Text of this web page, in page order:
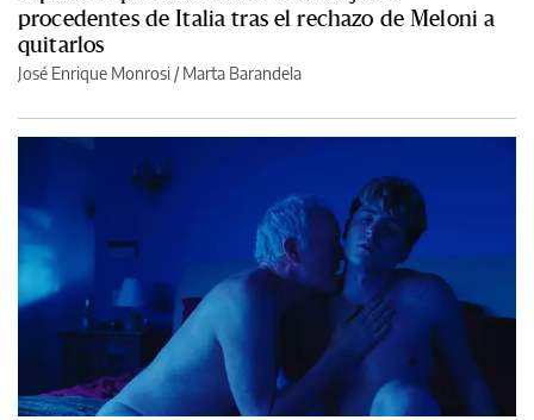
procedentes de Italia tras el rechazo de Meloni a
quitarlos
José Enrique Monrosi / Marta Barandela